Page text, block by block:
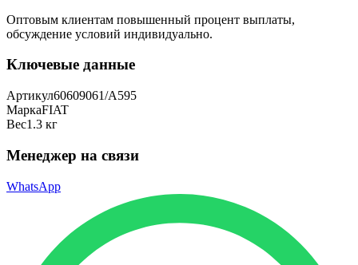
Оптовым клиентам повышенный процент выплаты,
обсуждение условий индивидуально.
Ключевые данные
Артикул60609061/A595
МаркаFIAT
Вес1.3 кг
Менеджер на связи
WhatsApp